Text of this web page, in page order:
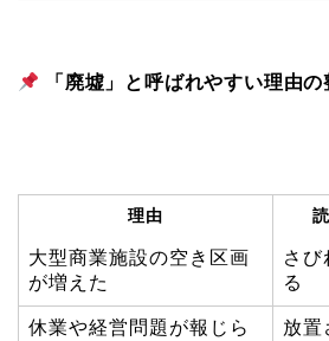
「廃墟」と呼ばれやすい理由の
理由
大型商業施設の空き区画
が増えた
さび
る
休業や経営問題が報じら
放置